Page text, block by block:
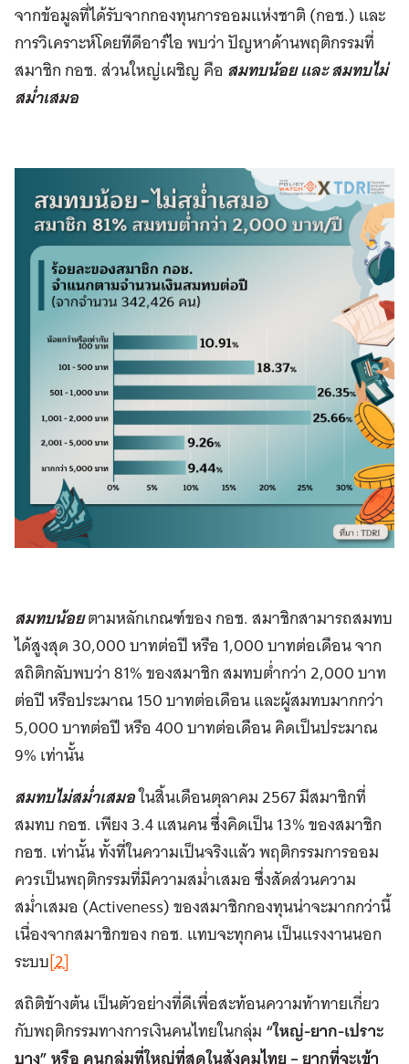
จากข้อมูลที่ได้รับจากกองทุนการออมแห่งชาติ (กอช.) และ
การวิเคราะห์โดยทีดีอาร์ไอ พบว่า ปัญหาด้านพฤติกรรมที่
สมาชิก กอช. ส่วนใหญ่เผชิญ คือ สมทบน้อย และ สมทบไม่
สม่ำเสมอ
สมทบน้อยตามหลักเกณฑ์ของ กอช. สมาชิกสามารถสมทบ
ได้สูงสุด 30,000 บาทต่อปี หรือ 1,000 บาทต่อเดือน จาก
สถิติกลับพบว่า 81% ของสมาชิก สมทบต่ำกว่า 2,000 บาท
ต่อปี หรือประมาณ 150 บาทต่อเดือน และผู้สมทบมากกว่า
5,000 บาทต่อปี หรือ 400 บาทต่อเดือน คิดเป็นประมาณ
9% เท่านั้น
สมทบไม่สม่ำเสมอในสิ้นเดือนตุลาคม 2567 มีสมาชิกที่
สมทบ กอช. เพียง 3.4 แสนคน ซึ่งคิดเป็น 13% ของสมาชิก
กอช. เท่านั้น ทั้งที่ในความเป็นจริงแล้ว พฤติกรรมการออม
ควรเป็นพฤติกรรมที่มีความสม่ำเสมอ ซึ่งสัดส่วนความ
สม่ำเสมอ (Activeness) ของสมาชิกกองทุนน่าจะมากกว่านี้
เนื่องจากสมาชิกของ กอช. แทบจะทุกคน เป็นแรงงานนอก
ระบบ[2]
สถิติข้างต้น เป็นตัวอย่างที่ดีเพื่อสะท้อนความท้าทายเกี่ยว
กับพฤติกรรมทางการเงินคนไทยในกลุ่ม“ใหญ่-ยาก-เปราะ